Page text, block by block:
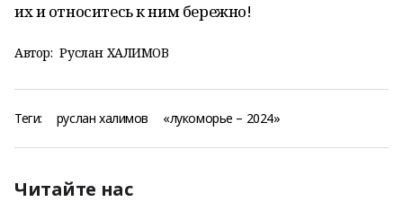
их и относитесь к ним бережно!
Автор: Руслан ХАЛИМОВ
Теги: руслан халимов «лукоморье – 2024»
Читайте нас